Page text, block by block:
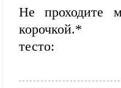
Не проходите
корочкой.*
тесто: